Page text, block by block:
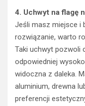
4. Uchwyt na flagę
Jeśli masz miejsce i
rozwiązanie, warto
Taki uchwyt pozwoli
odpowiedniej
widoczna z daleka.
aluminium, drewna
preferencji